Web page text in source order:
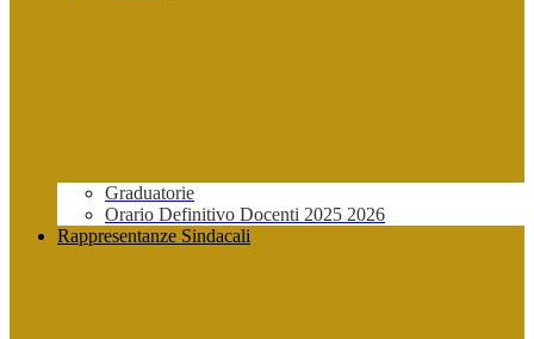
Graduatorie
Orario Definitivo Docenti 2025 2026
Rappresentanze Sindacali